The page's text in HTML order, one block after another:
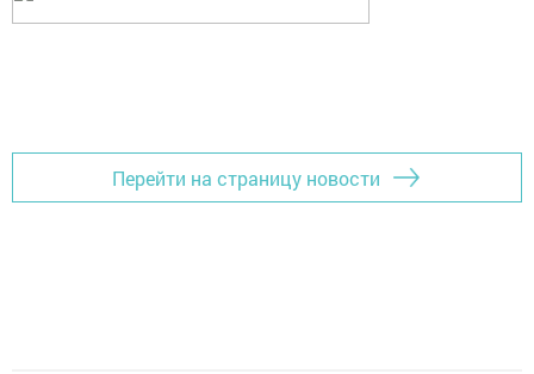
Перейти на страницу новости